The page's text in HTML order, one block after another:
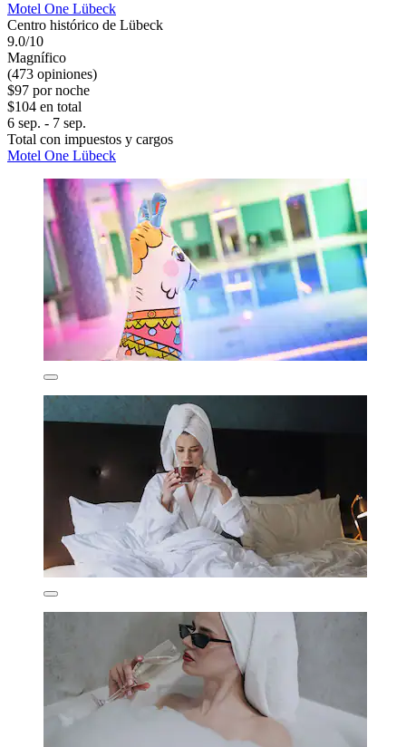
Motel One Lübeck
Centro histórico de Lübeck
9.0/10
Magnífico
(473 opiniones)
$97 por noche
$104 en total
6 sep. - 7 sep.
Total con impuestos y cargos
Motel One Lübeck